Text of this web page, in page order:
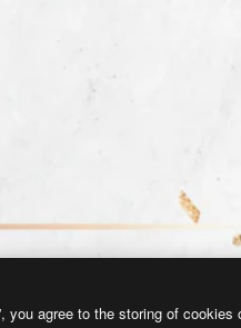
you agree to the storing of